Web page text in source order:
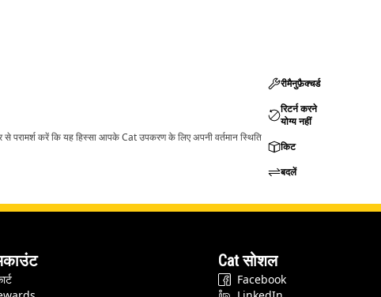
करें कि यह हिस्सा आपके Cat उपकरण के लिए अपनी वर्तमान स्थिति
रीमैनुफ़ैक्चर्ड
रिटर्न करने
योग्य नहीं
किट
बदलें
Cat सोशल
Facebook